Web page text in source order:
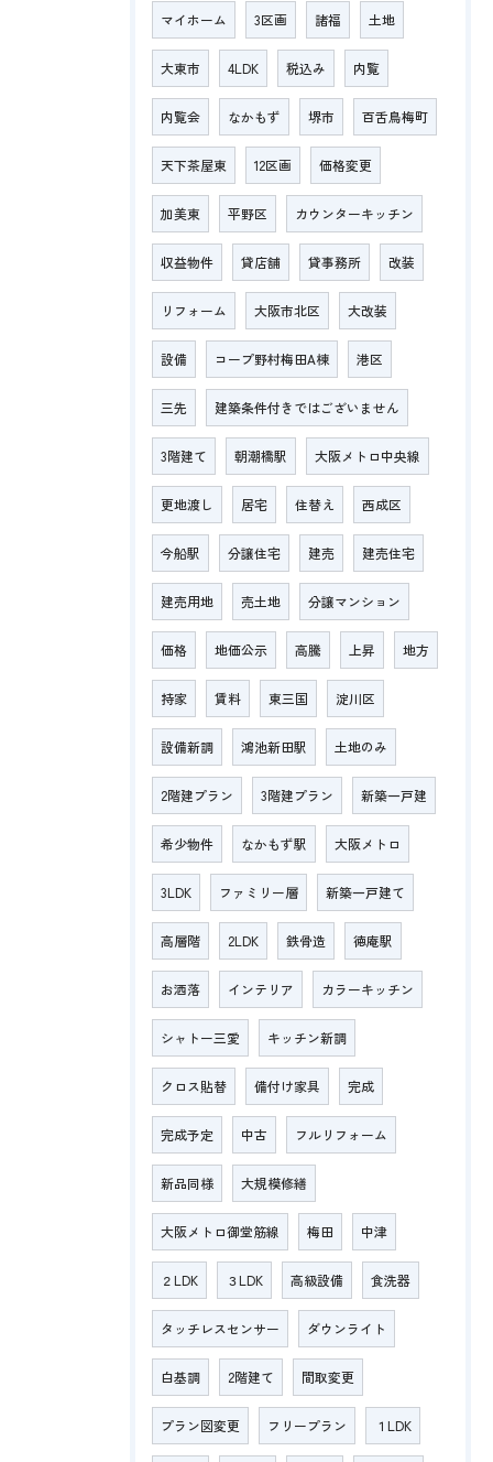
マイホーム 3区画 諸福 土地
大東市 4LDK 税込み 内覧
内覧会 なかもず 堺市 百舌鳥梅町
天下茶屋東 12区画 価格変更
加美東 平野区 カウンターキッチン
収益物件 貸店舗 貸事務所 改装
リフォーム 大阪市北区 大改装
設備 コープ野村梅田A棟 港区
三先 建築条件付きではございません
3階建て 朝潮橋駅 大阪メトロ中央線
更地渡し 居宅 住替え 西成区
今船駅 分譲住宅 建売 建売住宅
建売用地 売土地 分譲マンション
価格 地価公示 高騰 上昇 地方
持家 賃料 東三国 淀川区
設備新調 鴻池新田駅 土地のみ
2階建プラン 3階建プラン 新築一戸建
希少物件 なかもず駅 大阪メトロ
3LDK ファミリー層 新築一戸建て
高層階 2LDK 鉄骨造 徳庵駅
お洒落 インテリア カラーキッチン
シャトー三愛 キッチン新調
クロス貼替 備付け家具 完成
完成予定 中古 フルリフォーム
新品同様 大規模修繕
大阪メトロ御堂筋線 梅田 中津
２LDK ３LDK 高級設備 食洗器
タッチレスセンサー ダウンライト
白基調 2階建て 間取変更
プラン図変更 フリープラン １LDK